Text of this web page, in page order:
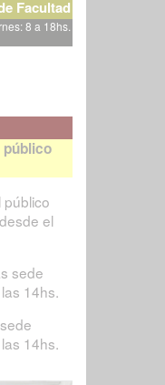
Facultad
8 a 18hs.
público
el
sede
14hs.
14hs.